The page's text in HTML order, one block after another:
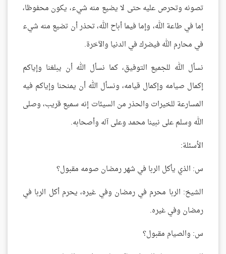
تصونه وتحرص عليه حتى لا يضيع منه شيء، يكون محفوظا،
إما في طاعة الله، وإما فيما أباح الله، تحذر أن تضيع منه شيء
في محارم الله فيضرك في الدنيا والآخرة.
نسأل الله للجميع التوفيق، كما نسأل الله أن يبلغنا وإياكم
إكمال صيامه وإكمال قيامه، ونسأل الله أن يمنحنا وإياكم فيه
المسارعة للخيرات والحذر من السيئات إنه سميع قريب، وصلى
الله وسلم على نبينا محمد وعلى آله وأصحابه.
الأسئلة:
س: الذي يأكل الربا في شهر رمضان صومه مقبول؟
الشيخ: الربا محرم في رمضان وفي غيره، يحرم أكل الربا في
رمضان وفي غيره.
س: والصيام مقبول؟